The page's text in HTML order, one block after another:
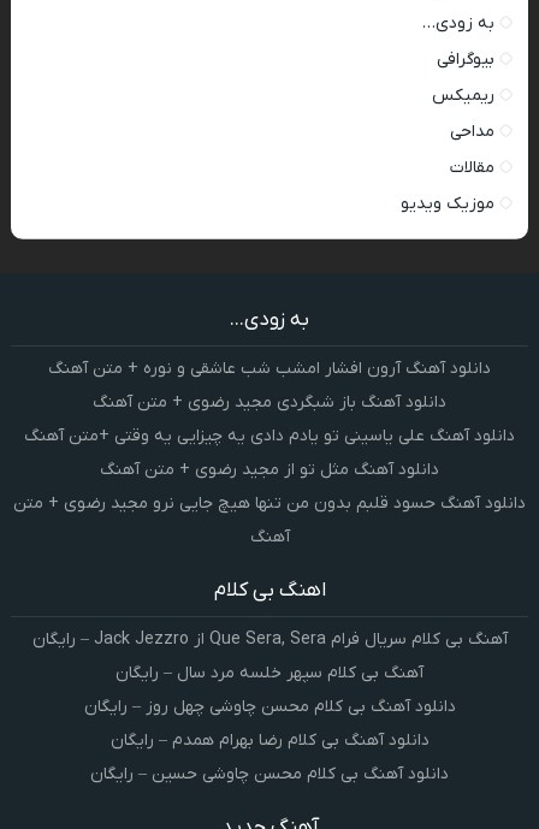
به زودی…
بیوگرافی
ریمیکس
مداحی
مقالات
موزیک ویدیو
به زودی...
دانلود آهنگ آرون افشار امشب شب عاشقی و نوره + متن آهنگ
دانلود آهنگ باز شبگردی مجید رضوی + متن آهنگ
دانلود آهنگ علی یاسینی تو یادم دادی یه چیزایی یه وقتی +متن آهنگ
دانلود آهنگ مثل تو از مجید رضوی + متن آهنگ
دانلود آهنگ حسود قلبم بدون من تنها هیچ جایی نرو مجید رضوی + متن
آهنگ
اهنگ بی کلام
آهنگ بی کلام سریال فرام Que Sera, Sera از Jack Jezzro – رایگان
آهنگ بی کلام سپهر خلسه مرد سال – رایگان
دانلود آهنگ بی کلام محسن چاوشی چهل روز – رایگان
دانلود آهنگ بی کلام رضا بهرام همدم – رایگان
دانلود آهنگ بی کلام محسن چاوشی حسین – رایگان